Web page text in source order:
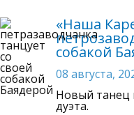
«Наша
собакой
08 августа,
Новый танец
дуэта.